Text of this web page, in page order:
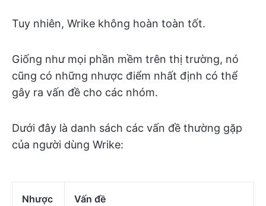
Tuy nhiên, Wrike không hoàn toàn tốt.
Giống như mọi phần mềm trên thị trường, nó
cũng có những nhược điểm nhất định có thể
gây ra vấn đề cho các nhóm.
Dưới đây là danh sách các vấn đề thường gặp
của người dùng Wrike:
Nhược
Vấn đề